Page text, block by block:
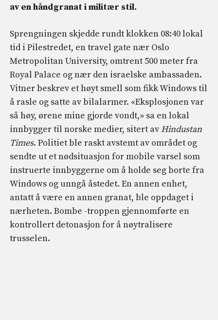
av en håndgranat i militær stil.
Sprengningen skjedde rundt klokken 08:40 lokal
tid i Pilestredet, en travel gate nær Oslo
Metropolitan University, omtrent 500 meter fra
Royal Palace og nær den israelske ambassaden.
Vitner beskrev et høyt smell som fikk Windows til
å rasle og satte av bilalarmer. «Eksplosjonen var
så høy, ørene mine gjorde vondt,» sa en lokal
innbygger til norske medier, sitert av Hindustan
Times. Politiet ble raskt avstemt av området og
sendte ut et nødsituasjon for mobile varsel som
instruerte innbyggerne om å holde seg borte fra
Windows og unngå åstedet. En annen enhet,
antatt å være en annen granat, ble oppdaget i
nærheten. Bombe -troppen gjennomførte en
kontrollert detonasjon for å nøytralisere
trusselen.